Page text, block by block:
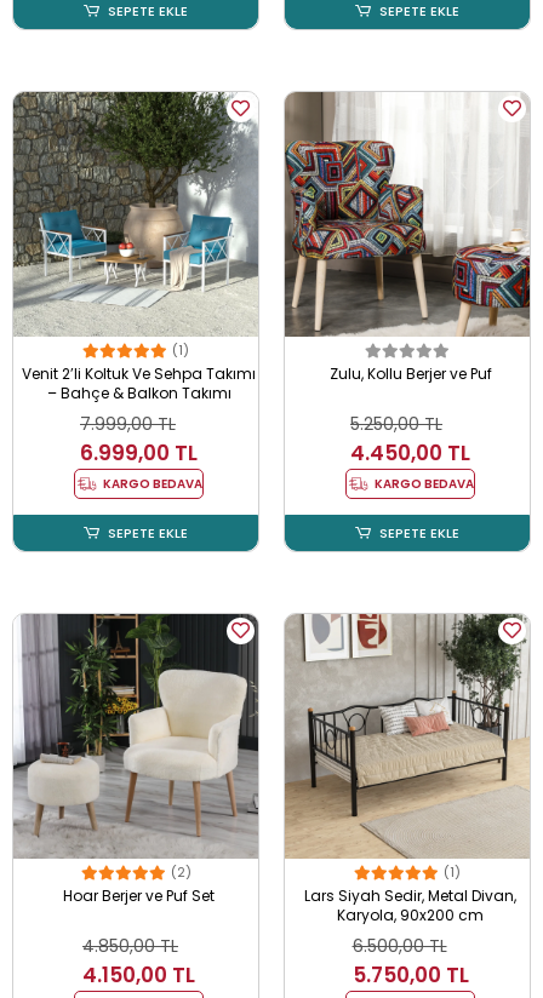
SEPETE EKLE SEPETE EKLE
(1)
Venit 2’li Koltuk Ve Sehpa Takımı
– Bahçe & Balkon Takımı
7.999,00 TL
6.999,00 TL
KARGO BEDAVA
SEPETE EKLE
Zulu, Kollu Berjer ve Puf
5.250,00 TL
4.450,00 TL
KARGO BEDAVA
SEPETE EKLE
(2)
Hoar Berjer ve Puf Set
4.850,00 TL
4.150,00 TL
(1)
Lars Siyah Sedir, Metal Divan,
Karyola, 90x200 cm
6.500,00 TL
5.750,00 TL